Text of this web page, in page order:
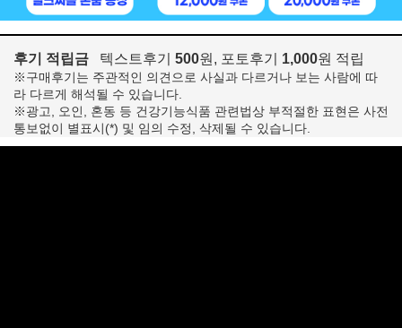
후기 적립금 텍스트후기 500원, 포토후기 1,000원 적립
※구매후기는 주관적인 의견으로 사실과 다르거나 보는 사람에 따
라 다르게 해석될 수 있습니다.
※광고, 오인, 혼동 등 건강기능식품 관련법상 부적절한 표현은 사전
통보없이 별표시(*) 및 임의 수정, 삭제될 수 있습니다.